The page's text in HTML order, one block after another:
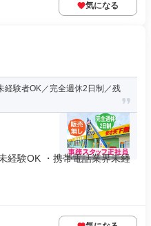
気になる
経験者OK／完全週休2日制／残
経験OK ・携帯電話業界未経